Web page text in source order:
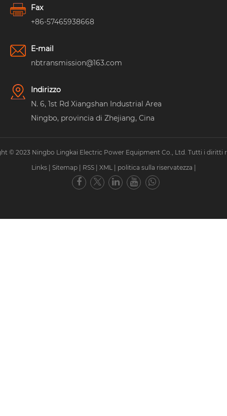
Fax
+86-57465938668
E-mail
nbtransmission@163.com
Indirizzo
N. 6, 1st Rd Xiangshan Industrial Area
Ningbo, provincia di Zhejiang, Cina
© 2023 Ningbo Lingkai Electric Power Equipment Co., Ltd. Tutti i diritti
Links
Sitemap RSS XML politica sulla riservatezza